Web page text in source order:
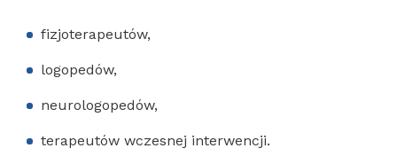
fizjoterapeutów,
logopedów,
neurologopedów,
terapeutów wczesnej interwencji.